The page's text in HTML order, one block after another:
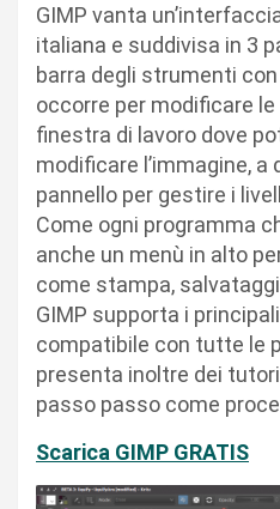
GIMP vanta
italiana e suddivisa in 3
barra degli strumenti
occorre per modificare le
finestra di lavoro dove
modificare l’immagine, a
pannello per gestire i
Come ogni programma
anche un menù in alto
come stampa,
GIMP supporta i
compatibile con tutte le
presenta inoltre dei
passo passo come
Scarica GIMP GRATIS